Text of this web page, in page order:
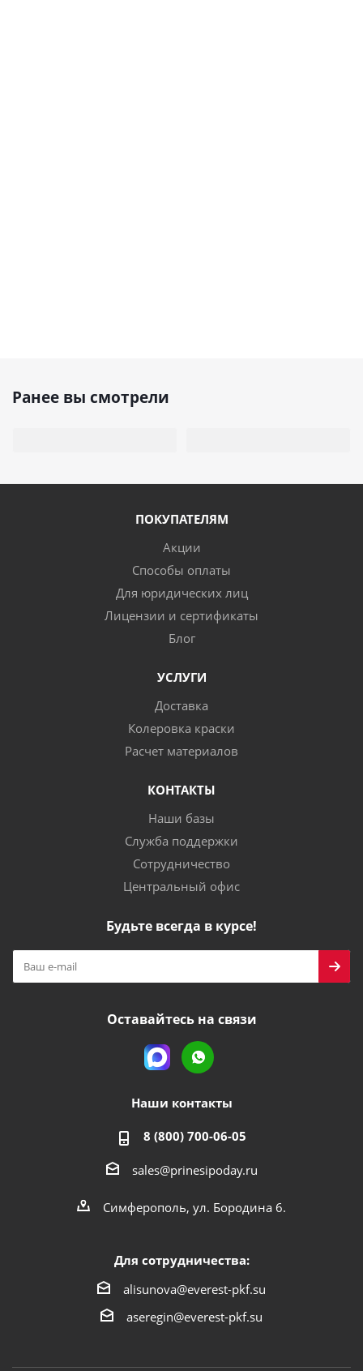
Ранее вы смотрели
ПОКУПАТЕЛЯМ
Акции
Способы оплаты
Для юридических лиц
Лицензии и сертификаты
Блог
УСЛУГИ
Доставка
Колеровка краски
Расчет материалов
КОНТАКТЫ
Наши базы
Служба поддержки
Сотрудничество
Центральный офис
Будьте всегда в курсе!
Оставайтесь на связи
Наши контакты
8 (800) 700-06-05
sales@prinesipoday.ru
Симферополь, ул. Бородина 6.
Для сотрудничества:
alisunova@everest-pkf.su
aseregin@everest-pkf.su